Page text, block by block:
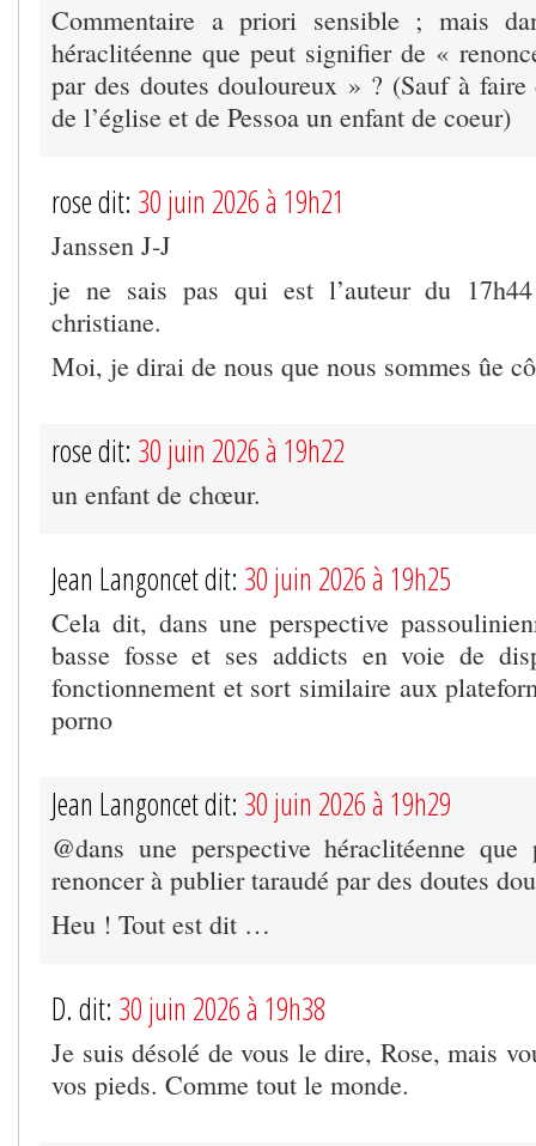
Commentaire a priori sensible ; mais
héraclitéenne que peut signifier de «
par des doutes douloureux » ? (Sauf à faire
de l’église et de Pessoa un enfant de coeur)
rose dit: 30 juin 2026 à 19h21
Janssen J-J
je ne sais pas qui est l’auteur du
christiane.
Moi, je dirai de nous que nous sommes ûe
rose dit: 30 juin 2026 à 19h22
un enfant de chœur.
Jean Langoncet dit: 30 juin 2026 à 19h25
Cela dit, dans une perspective
basse fosse et ses addicts en voie de
fonctionnement et sort similaire aux
porno
Jean Langoncet dit: 30 juin 2026 à 19h29
@dans une perspective héraclitéenne
renoncer à publier taraudé par des doutes
Heu ! Tout est dit …
D. dit: 30 juin 2026 à 19h38
Je suis désolé de vous le dire, Rose, mais
vos pieds. Comme tout le monde.